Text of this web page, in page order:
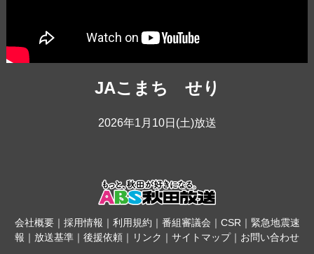
JAこまち せり
2026年1月10日(土)放送
会社概要｜ 採用情報 ｜ 利用規約 ｜ 番組審議会 ｜ CSR ｜ 緊急地震速
報 ｜ 放送基準 ｜ 後援依頼 ｜ リンク ｜ サイトマップ｜ お問い合わせ